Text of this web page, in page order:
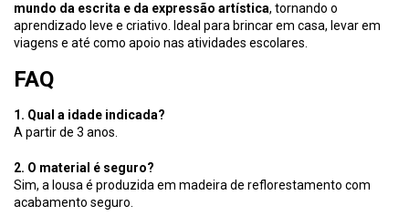
mundo da escrita e da expressão artística, tornando o
aprendizado leve e criativo. Ideal para brincar em casa, levar em
viagens e até como apoio nas atividades escolares.
FAQ
1. Qual a idade indicada?
A partir de 3 anos.
2. O material é seguro?
Sim, a lousa é produzida em madeira de reflorestamento com
acabamento seguro.